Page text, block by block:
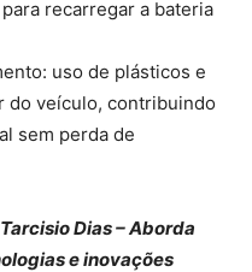
recarregar a bateria
uso de plásticos e
do veículo, contribuindo
sem perda de
Dias – Aborda
e inovações